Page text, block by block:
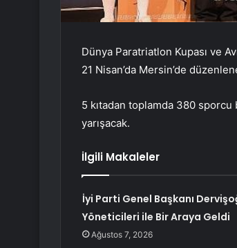
Dünya Paratriatlon Kupası ve
21 Nisan’da Mersin’de
5 kıtadan toplamda 380
yarışacak.
İlgili Makaleler
İyi Parti Genel Başkanı
Yöneticileri ile Bir Araya Geldi
Ağustos 7, 2026